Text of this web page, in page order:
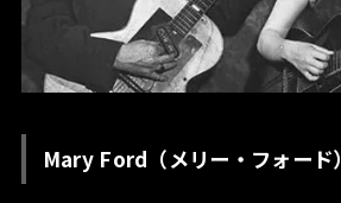
Mary Ford（メリー・フォード）